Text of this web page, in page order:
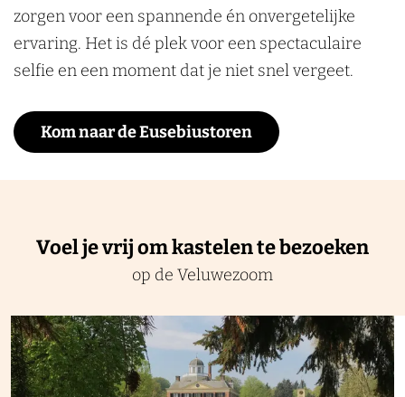
zorgen voor een spannende én onvergetelijke
ervaring. Het is dé plek voor een spectaculaire
selfie en een moment dat je niet snel vergeet.
Kom naar de Eusebiustoren
Voel je vrij om kastelen te bezoeken
op de Veluwezoom
K
a
s